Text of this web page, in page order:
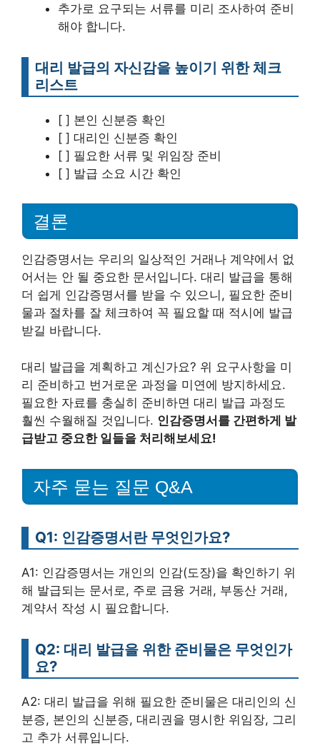
추가로 요구되는 서류를 미리 조사하여 준비
해야 합니다.
대리 발급의 자신감을 높이기 위한 체크
리스트
[ ] 본인 신분증 확인
[ ] 대리인 신분증 확인
[ ] 필요한 서류 및 위임장 준비
[ ] 발급 소요 시간 확인
결론
인감증명서는 우리의 일상적인 거래나 계약에서 없
어서는 안 될 중요한 문서입니다. 대리 발급을 통해
더 쉽게 인감증명서를 받을 수 있으니, 필요한 준비
물과 절차를 잘 체크하여 꼭 필요할 때 적시에 발급
받길 바랍니다.
대리 발급을 계획하고 계신가요? 위 요구사항을 미
리 준비하고 번거로운 과정을 미연에 방지하세요.
필요한 자료를 충실히 준비하면 대리 발급 과정도
훨씬 수월해질 것입니다. 인감증명서를 간편하게 발
급받고 중요한 일들을 처리해보세요!
자주 묻는 질문 Q&A
Q1: 인감증명서란 무엇인가요?
A1: 인감증명서는 개인의 인감(도장)을 확인하기 위
해 발급되는 문서로, 주로 금융 거래, 부동산 거래,
계약서 작성 시 필요합니다.
Q2: 대리 발급을 위한 준비물은 무엇인가
요?
A2: 대리 발급을 위해 필요한 준비물은 대리인의 신
분증, 본인의 신분증, 대리권을 명시한 위임장, 그리
고 추가 서류입니다.